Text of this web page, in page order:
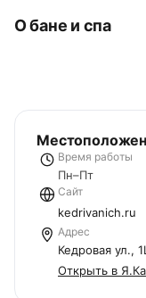
О бане и спа
Время работы
Пн–Пт
Сайт
kedrivanich.ru
Адрес
Кедровая ул.,
Открыть в